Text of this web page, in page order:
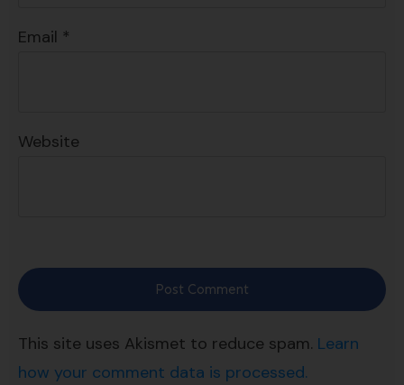
Email *
Website
Post Comment
This site uses Akismet to reduce spam. Learn
how your comment data is processed.